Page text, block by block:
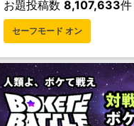
お題投稿数 8,107,633件
セーフモード オン